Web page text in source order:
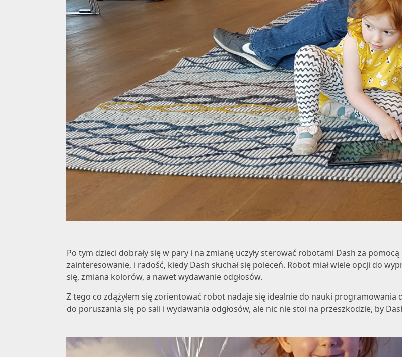
Po tym dzieci dobrały się w pary i na zmianę uczyły sterować robotami Dash za pomocą
zainteresowanie, i radość, kiedy Dash słuchał się poleceń. Robot miał wiele opcji do
się, zmiana kolorów, a nawet wydawanie odgłosów.
Z tego co zdążyłem się zorientować robot nadaje się idealnie do nauki programowania
do poruszania się po sali i wydawania odgłosów, ale nic nie stoi na przeszkodzie, by